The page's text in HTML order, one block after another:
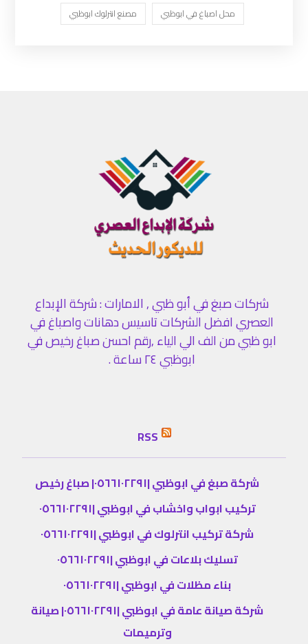
محل اصباغ في ابوظبي مصنع انترلوك ابوظبي
شركات صبغ في أبو ظبي , الامارات : شركة الإبداع
العصري افضل الشركات تاسيس دهانات واصباغ في
ابو ظبي من الف الي الياء ,رقم احسن صباغ رخيص في
ابوظبي ٢٤ ساعة .
RSS
شركة صبغ في ابوظبي |٠٥٦٦١٠٢٢٩١| صباغ رخيص
تركيب ابواب واخشاب في ابوظبي |٠٥٦٦١٠٢٢٩١
شركة تركيب انترلوك في ابوظبي |٠٥٦٦١٠٢٢٩١
تسليك بلاعات في ابوظبي |٠٥٦٦١٠٢٢٩١
بناء مظلات في ابوظبي |٠٥٦٦١٠٢٢٩١
شركة صيانة عامة في ابوظبي |٠٥٦٦١٠٢٢٩١| صيانة
وترميمات